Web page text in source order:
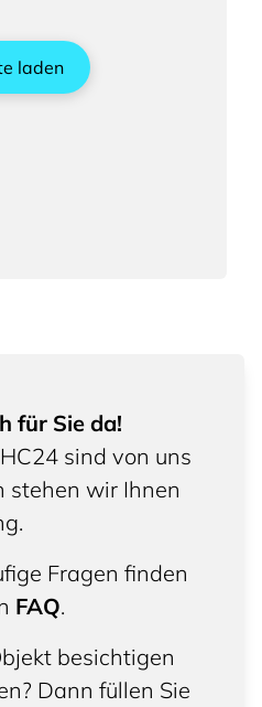
laden
für Sie da!
sind von uns
stehen wir Ihnen
Fragen finden
FAQ.
besichtigen
Dann füllen Sie